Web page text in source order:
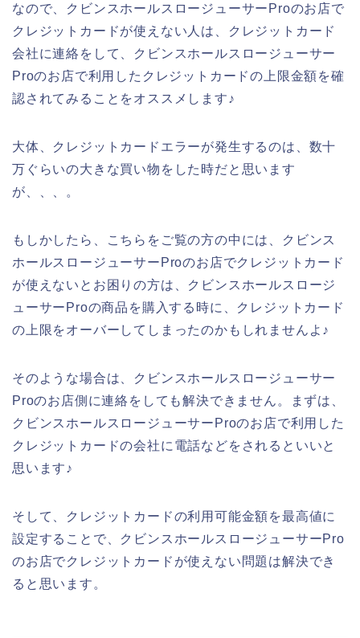
なので、クビンスホールスロージューサーProのお店で
クレジットカードが使えない人は、クレジットカード
会社に連絡をして、クビンスホールスロージューサー
Proのお店で利用したクレジットカードの上限金額を確
認されてみることをオススメします♪
大体、クレジットカードエラーが発生するのは、数十
万ぐらいの大きな買い物をした時だと思います
が、、、。
もしかしたら、こちらをご覧の方の中には、クビンス
ホールスロージューサーProのお店でクレジットカード
が使えないとお困りの方は、クビンスホールスロージ
ューサーProの商品を購入する時に、クレジットカード
の上限をオーバーしてしまったのかもしれませんよ♪
そのような場合は、クビンスホールスロージューサー
Proのお店側に連絡をしても解決できません。まずは、
クビンスホールスロージューサーProのお店で利用した
クレジットカードの会社に電話などをされるといいと
思います♪
そして、クレジットカードの利用可能金額を最高値に
設定することで、クビンスホールスロージューサーPro
のお店でクレジットカードが使えない問題は解決でき
ると思います。